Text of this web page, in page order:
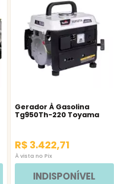
Gerador À Gasolina
Tg950Th-220 Toyama
R$ 3.422,71
À vista no Pix
INDISPONÍVEL